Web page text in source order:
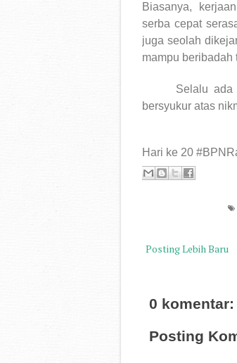
Biasanya,
serba cepat
juga seolah
mampu beribadah
Selalu ada
bersyukur atas
Hari ke 20
Posting Lebih Baru
0 komentar:
Posting